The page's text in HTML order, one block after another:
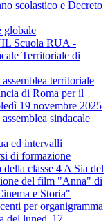
scolastico e Decreto
globale
Scuola RUA -
Territoriale di
territoriale
di Roma per il
19 novembre 2025
sindacale
ed intervalli
di formazione
classe 4 A Sia del
del film "Anna" di
e Storia"
per organigramma